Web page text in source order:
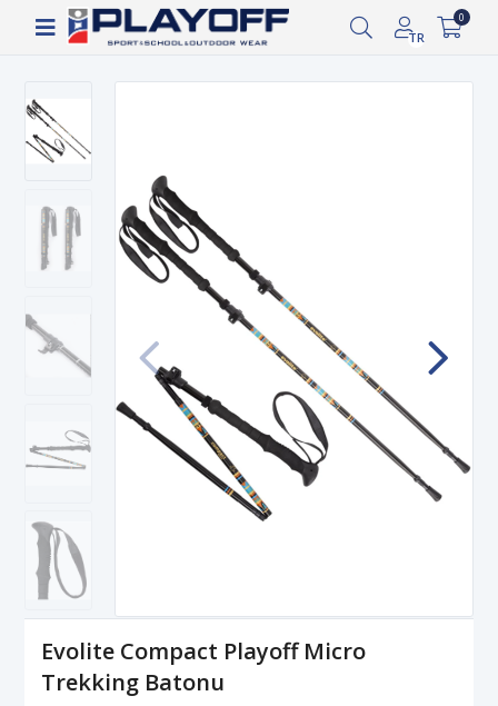
Siparişin 2-8 iş günü arasında kargoya verilecektir.
TR
0
Evolite Compact Playoff Micro
Trekking Batonu